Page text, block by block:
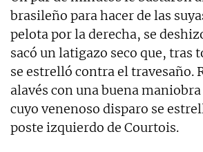
brasileño para hacer de las
pelota por la derecha, se
sacó un latigazo seco que, tras
se estrelló contra el travesaño.
alavés con una buena maniobra
cuyo venenoso disparo se
poste izquierdo de Courtois.